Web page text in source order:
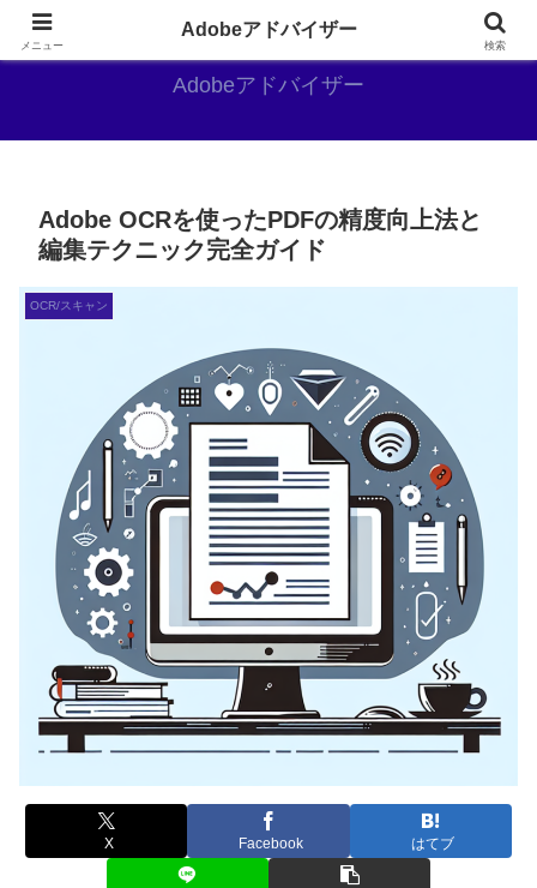
Adobe好きのAdobe推しブログ
Adobeアドバイザー
Adobe OCRを使ったPDFの精度向上法と
編集テクニック完全ガイド
OCR/スキャン
X Facebook はてブ
メニュー
Adobeアドバイザー
検索